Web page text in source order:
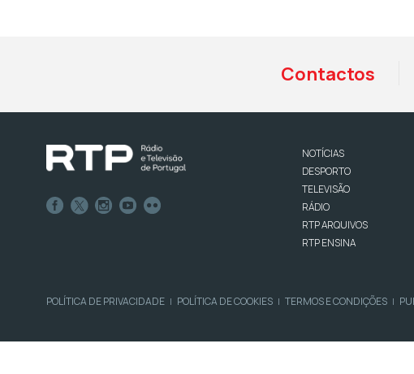
Contactos
NOTÍCIAS
DESPORTO
TELEVISÃO
RÁDIO
RTP ARQUIVOS
RTP ENSINA
POLÍTICA DE PRIVACIDADE | POLÍTICA DE COOKIES | TERMOS E CONDIÇÕES |